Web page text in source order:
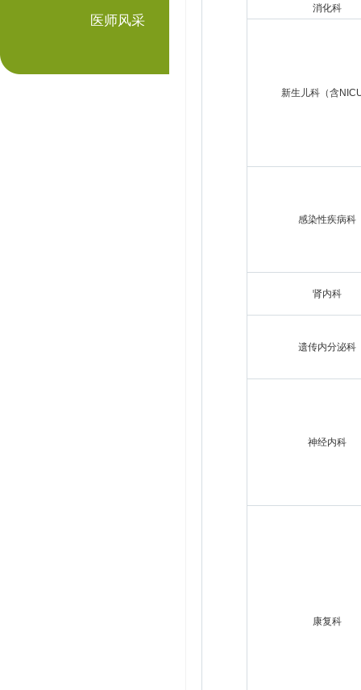
医师风采
消化科
新生儿科（含
感染性疾病科
肾内科
遗传内分泌科
神经内科
康复科